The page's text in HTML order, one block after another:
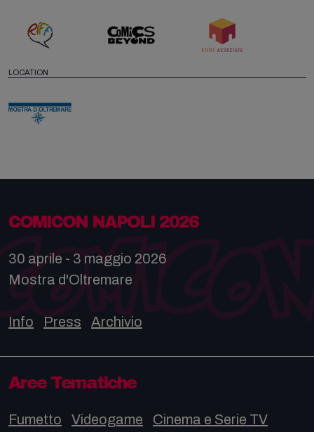
LOCATION
COMICON NAPOLI 2026
30 aprile - 3 maggio 2026
Mostra d'Oltremare
Info Press Archivio
Aree Tematiche
Fumetto Videogame
Cinema e Serie TV